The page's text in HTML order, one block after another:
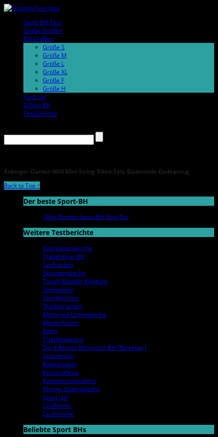
Sport-BH Test
Große Größen
BH Größen
Größe S
Größe M
Größe L
Größe XL
Größe F
Größe H
Push Up
Silikon BH
Testberichte
Aidonger-Damen Wild Mini-String-Bikini-Sets-Bademode-Badeanzug
Back to Top ↑
Der beste Sport-BH
Nike Damen Sport-BH New Pro
Weitere Testberichte
Sportunterwäsche
Trägerloser BH
Laufsocken
Skiunterwäsche
Tough Mudder Kleidung
Shapewear
Sporttaschen
Outdoorjacken
Motorrad-Unterwäsche
Miederhosen
Bikini
Triathlonanzug
Die 8 Besten Minimizer BH [Ratgeber]
Sportbrillen
Badeanzüge
Büstenpflege
Kompressionsshirts
Merino Unterwäsche
Sport Gel
Laufhosen
Laufschuhe
Beliebte Sport BHs